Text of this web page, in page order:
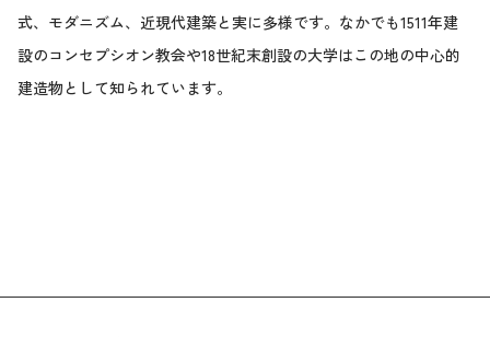
式、モダニズム、近現代建築と実に多様です。なかでも1511年建
設のコンセプシオン教会や18世紀末創設の大学はこの地の中心的
建造物として知られています。